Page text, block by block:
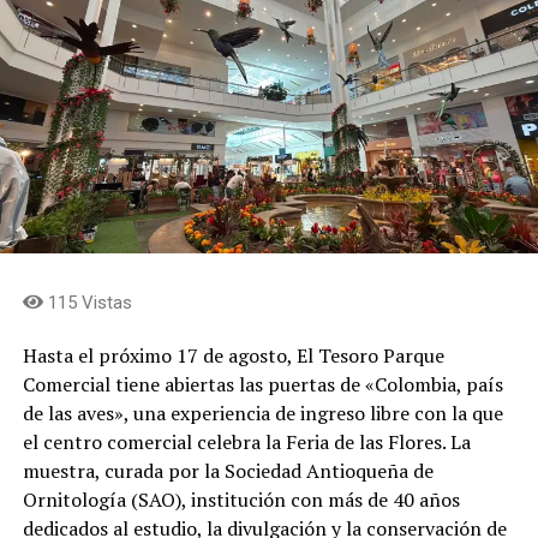
experiencias, de historias y de tiempos, y qué más para
nosotros que sentirnos tan honrados por ello.
Agradecemos a la Fábrica de Licores y al Gobernador de
Antioquia que depositen en el Museo de Antioquia todas
estas capacidades», indicó.
La producción total de 6.000 botellas se dividirá en tres
variantes de tapa: 2.000 azules, 2.000 rojas y 2.000
verdes. Luis Fernando Bagué Trujillo, gerente de la
esta apuesta para la compañía. «Nos llena de orgullo
unir dos símbolos que hacen parte del corazón de los
antioqueños: Horizontes, una obra emblemática de
nuestro patrimonio cultural, y Aguardiente Antioqueño,
una marca que por más de cien años ha acompañado
nuestras celebraciones y los momentos más
importantes de nuestra historia. Esta edición especial es
un homenaje a nuestras raíces y a los valores que nos
115 Vistas
Hasta el próximo 17 de agosto, El Tesoro Parque
Comercial tiene abiertas las puertas de «Colombia, país
de las aves», una experiencia de ingreso libre con la que
el centro comercial celebra la Feria de las Flores. La
muestra, curada por la Sociedad Antioqueña de
Ornitología (SAO), institución con más de 40 años
dedicados al estudio, la divulgación y la conservación de